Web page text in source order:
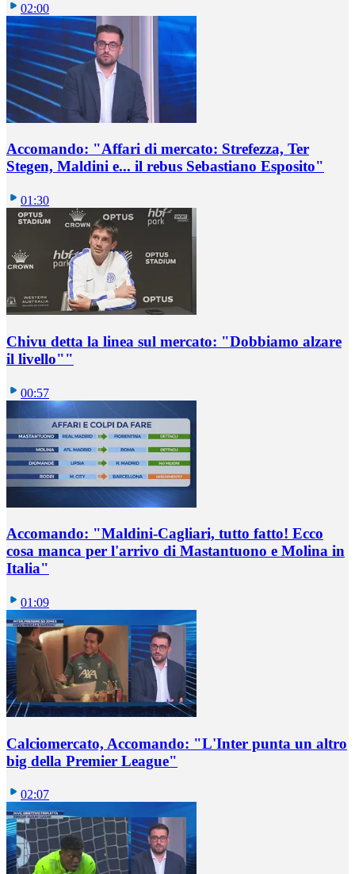
02:00
Accomando: "Affari di mercato: Strefezza, Ter
Stegen, Maldini e... il rebus Sebastiano Esposito"
01:30
Chivu detta la linea sul mercato: "Dobbiamo alzare
il livello""
00:57
Accomando: "Maldini-Cagliari, tutto fatto! Ecco
cosa manca per l'arrivo di Mastantuono e Molina in
Italia"
01:09
Calciomercato, Accomando: "L'Inter punta un altro
big della Premier League"
02:07